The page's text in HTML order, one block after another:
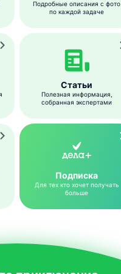
коричневого с
Стадия куколки
от погоды
Подробные описания с фото
по каждой задаче
Статьи
Полезная информация,
собранная экспертами
Подписка
Для тех кто хочет получать
больше